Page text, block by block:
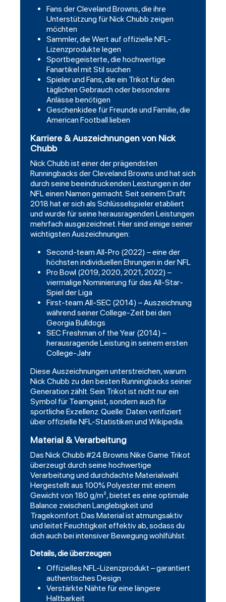
Fans der Cleveland Browns, die ihre
Unterstützung für Nick Chubb zeigen
möchten
Sammler, die Wert auf offizielle NFL-
Lizenzprodukte legen
Sportbegeisterte, die hochwertige
Fanartikel mit Stil suchen
Spieler und Fans, die ein Trikot für den
täglichen Gebrauch oder besondere
Anlässe benötigen
Geschenkidee für Freunde und Familie, die
American Football lieben
Karriere & Auszeichnungen von Nick
Chubb
Nick Chubb ist einer der prägendsten
Runningbacks der Cleveland Browns und hat sich
durch seine beeindruckenden Leistungen in der
NFL einen Namen gemacht. Seit seinem Draft
2018 hat er sich als Schlüsselspieler etabliert
und wurde für seine herausragenden Leistungen
mehrfach ausgezeichnet. Hier sind einige seiner
wichtigsten Auszeichnungen:
Second-team All-Pro (2022) – eine der
höchsten individuellen Ehrungen in der NFL
Pro Bowl (2019, 2020, 2021, 2022) –
viermalige Nominierung für das All-Star-
Spiel der Liga
First-team All-SEC (2014) – Auszeichnung
während seiner College-Zeit bei den
Georgia Bulldogs
SEC Freshman of the Year (2014) –
herausragende Leistung in seinem ersten
College-Jahr
Diese Auszeichnungen unterstreichen, warum
Nick Chubb zu den besten Runningbacks seiner
Generation zählt. Sein Trikot ist nicht nur ein
Symbol für Teamgeist, sondern auch für
sportliche Exzellenz. Quelle: Daten verifiziert
über offizielle NFL-Statistiken und Wikipedia.
Material & Verarbeitung
Das Nick Chubb #24 Browns Nike Game Trikot
überzeugt durch seine hochwertige
Verarbeitung und durchdachte Materialwahl.
Hergestellt aus 100% Polyester mit einem
Gewicht von 180 g/m², bietet es eine optimale
Balance zwischen Langlebigkeit und
Tragekomfort. Das Material ist atmungsaktiv
und leitet Feuchtigkeit effektiv ab, sodass du
dich auch bei intensiver Bewegung wohlfühlst.
Details, die überzeugen
Offizielles NFL-Lizenzprodukt – garantiert
authentisches Design
Verstärkte Nähte für eine längere
Haltbarkeit